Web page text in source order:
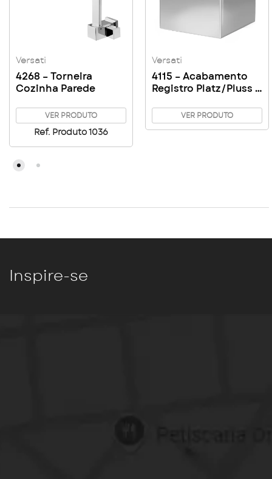
Versati
4268 – Torneira
Cozinha Parede
VER PRODUTO
Ref. Produto 1036
Versati
4115 – Acabamento
Registro Platz/Pluss –
– 1″1/4 – 1″1/2 C47
VER PRODUTO
Inspire-se